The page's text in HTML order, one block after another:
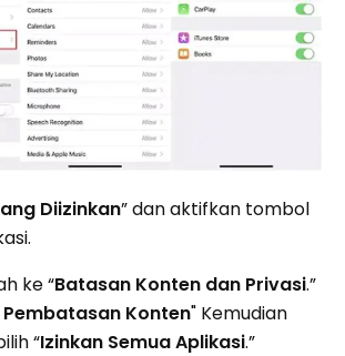
Diizinkan” dan aktifkan tombol
ke “Batasan Konten dan Privasi.”
Pembatasan Konten" Kemudian
“Izinkan Semua Aplikasi.”